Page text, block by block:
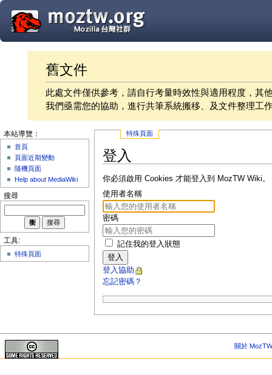
舊文件
此處文件僅供參考，請自行考量時效性與適用程度，其
我們亟需您的協助，進行共筆系統搬移、及文件整理工
特殊頁面
登入
你必須啟用 Cookies 才能登入到 MozTW Wiki。
使用者名稱
密碼
記住我的登入狀態
登入
登入協助
忘記密碼？
本站導覽：
首頁
頁面近期變動
隨機頁面
Help about MediaWiki
搜尋
工具:
特殊頁面
關於